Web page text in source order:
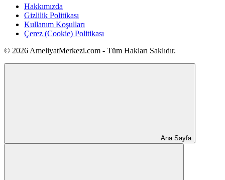
Hakkımızda
Gizlilik Politikası
Kullanım Koşulları
Çerez (Cookie) Politikası
© 2026 AmeliyatMerkezi.com - Tüm Hakları Saklıdır.
Ana Sayfa